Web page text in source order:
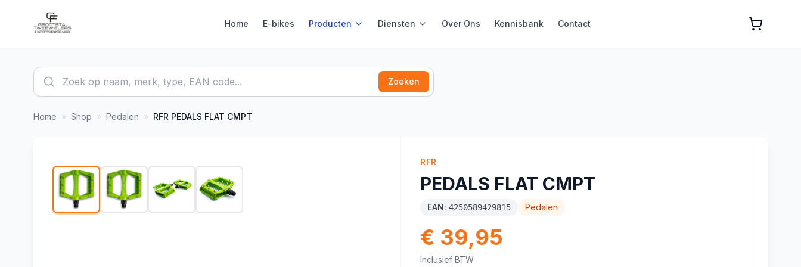
Home E-bikes Producten Diensten Over Ons Kennisbank Contact
Zoeken
Home » Shop » Pedalen » RFR PEDALS FLAT CMPT
RFR
PEDALS FLAT CMPT
EAN: 4250589429815 Pedalen
€ 39,95
Inclusief BTW